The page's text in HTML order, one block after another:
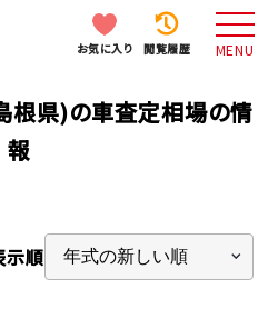
お気に入り 閲覧履歴 MENU
根県)の車査定相場の情
報
示順